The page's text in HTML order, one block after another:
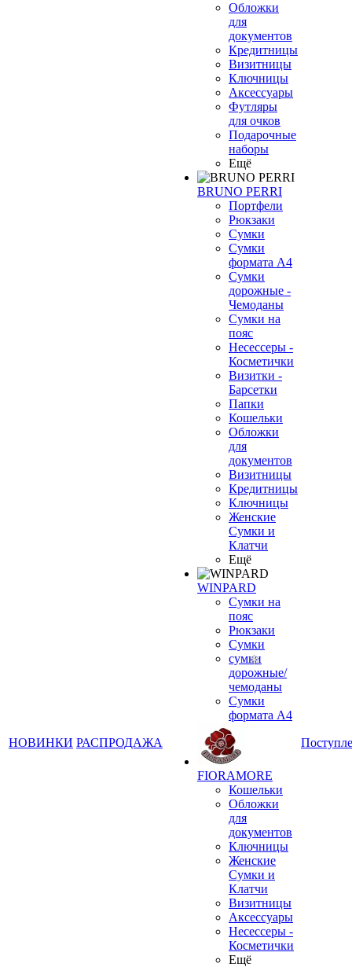
НОВИНКИ РАСПРОДАЖА
Обложки
для
документов
Кредитницы
Визитницы
Ключницы
Аксессуары
Футляры
для очков
Подарочные
наборы
Ещё
BRUNO PERRI
Портфели
Рюкзаки
Сумки
Сумки
формата А4
Сумки
дорожные -
Чемоданы
Сумки на
пояс
Несессеры -
Косметички
Визитки -
Барсетки
Папки
Кошельки
Обложки
для
документов
Визитницы
Кредитницы
Ключницы
Женские
Сумки и
Клатчи
Ещё
WINPARD
Сумки на
пояс
Рюкзаки
Сумки
сумки
дорожные/
чемоданы
Сумки
формата А4
FIORAMORE
Кошельки
Обложки
для
документов
Ключницы
Женские
Сумки и
Клатчи
Визитницы
Аксессуары
Несессеры -
Косметички
Ещё